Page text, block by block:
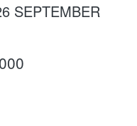
SEPTEMBER